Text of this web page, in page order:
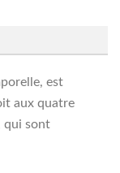
est
aux quatre
qui sont